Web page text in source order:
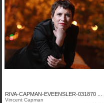
RIVA-CAPMAN-EVEENSLER-031870 ...
Vincent Capman